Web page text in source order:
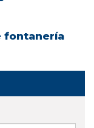
fontanería